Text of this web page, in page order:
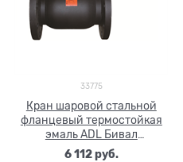
33775
Кран шаровой стальной
фланцевый термостойкая
эмаль ADL Бивал
CM02A226803 Ду 15 Ру25
6 112 руб.